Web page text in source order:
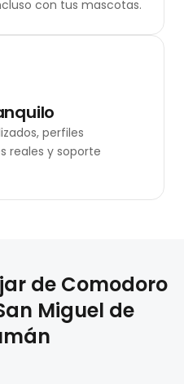
con tus mascotas.
perfiles
reales y soporte
de Comodoro
Miguel de